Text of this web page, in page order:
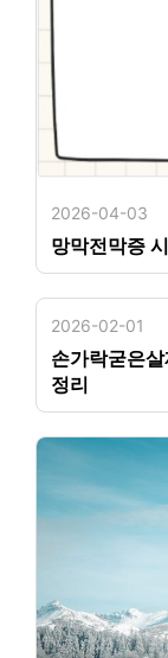
2026-04-03
망막전막증
2026-02-01
손가락굳은
정리